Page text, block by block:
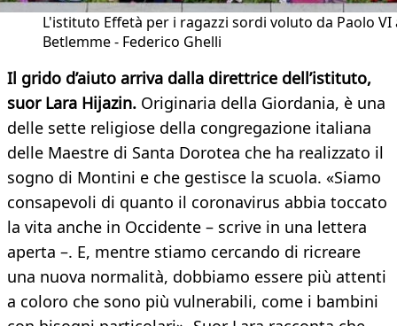
L'istituto Effetà per i ragazzi sordi voluto da Paolo VI
Betlemme - Federico Ghelli
Il grido d’aiuto arriva dalla direttrice dell’istituto,
suor Lara Hijazin. Originaria della Giordania, è una
delle sette religiose della congregazione italiana
delle Maestre di Santa Dorotea che ha realizzato il
sogno di Montini e che gestisce la scuola. «Siamo
consapevoli di quanto il coronavirus abbia toccato
la vita anche in Occidente – scrive in una lettera
aperta –. E, mentre stiamo cercando di ricreare
una nuova normalità, dobbiamo essere più attenti
a coloro che sono più vulnerabili, come i bambini